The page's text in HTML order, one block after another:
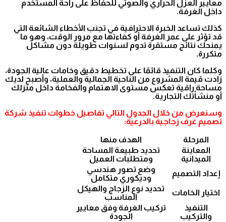
معايير العزل الحراري والصوتي للحفاظ على راحة المستخدم
داخل الغرفة.
كذلك تساعد الخبرة الاحترافية في تجنب الأخطاء الشائعة التي
قد تؤثر على عمر الغرفة أو كفاءتها مع مرور الوقت، وهو ما
يمنحك نتائج مستقرة تدوم لسنوات طويلة دون مشاكل
متكررة.
وكلما كان التنفيذ قائمًا على تخطيط دقيق وخامات عالية الجودة،
زادت قيمة المشروع من الناحية الجمالية والعملية، وأصبح لديك
مساحة راقية تعكس مستوى الاهتمام والفخامة داخل منزلك
أو منشأتك التجارية.
وسنعرض من خلال الجدول التالي تفاصيل خطوات تنفيذ شركة
تصميم غرف زجاجية بالدرعية:
المرحلة
الهدف منها
المعاينة
الميدانية
تحديد طبيعة المساحة
ومتطلبات العميل
إعداد التصميم
وضع تصور هندسي
وديكوري متكامل
اختيار الخامات
تحديد نوع الزجاج والهيكل
المناسب
التنفيذ
والتركيب
تركيب الغرفة وفق معايير
الجودة